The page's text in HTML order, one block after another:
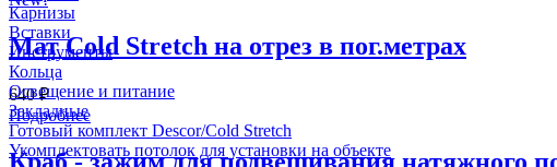
Мат Cold Stretch на отрез в пог.метрах
640₽
Подробнее
Карнизы
Вставки
Инструменты
Кольца
Освещение и питание
Закладные
Готовый комплект Descor/Cold Stretch
Укомплектовать потолок для установки на объекте